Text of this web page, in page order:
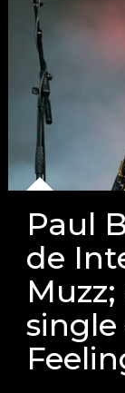
Paul
de